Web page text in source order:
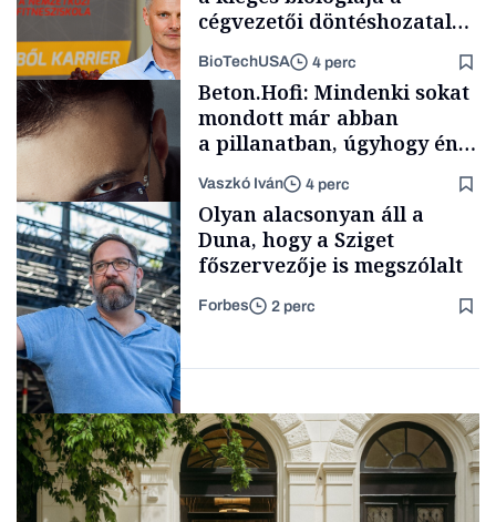
Politika
Content Lab HUB
cégvezetői döntéshozatal
BioTechUSA 4 perc
Forbes-sztori
Beton.Hofi: Mindenki sokat
mondott már abban
a pillanatban, úgyhogy én
a legsarkosabb
gondolataimat akartam
kimondani
Vaszkó Iván 4 perc
Társadalom
Olyan alacsonyan áll a
Duna, hogy a Sziget
főszervezője is megszólalt
Forbes 2 perc